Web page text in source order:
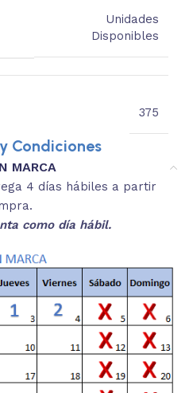
Unidades
Disponibles
375
Condiciones
MARCA
4 días hábiles a partir
como día hábil.